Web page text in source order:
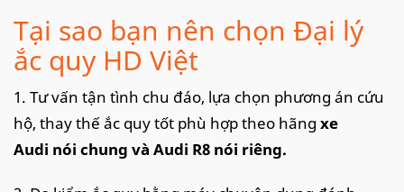
Tại sao bạn nên chọn Đại lý
ắc quy HD Việt
1. Tư vấn tận tình chu đáo, lựa chọn phương án cứu
hộ, thay thế ắc quy tốt phù hợp theo hãng xe
Audi nói chung và Audi R8 nói riêng.